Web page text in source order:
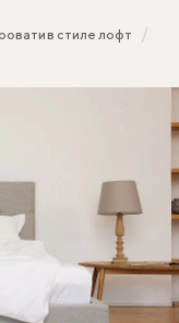
в стиле лофт